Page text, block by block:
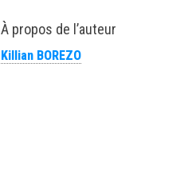
À propos de l’auteur
Killian BOREZO